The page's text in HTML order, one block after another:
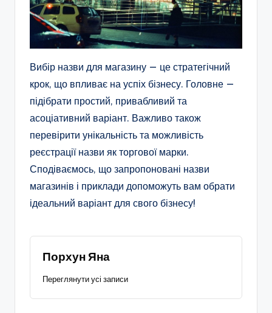
Вибір назви для магазину — це стратегічний
крок, що впливає на успіх бізнесу. Головне —
підібрати простий, привабливий та
асоціативний варіант. Важливо також
перевірити унікальність та можливість
реєстрації назви як торгової марки.
Сподіваємось, що запропоновані назви
магазинів і приклади допоможуть вам обрати
ідеальний варіант для свого бізнесу!
Порхун Яна
Переглянути усі записи